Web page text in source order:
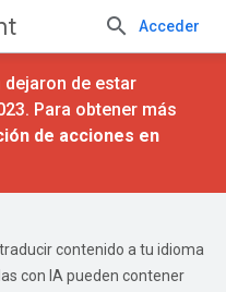
Acceder
de estar
Para obtener más
de acciones en
contenido a tu idioma
con IA pueden contener